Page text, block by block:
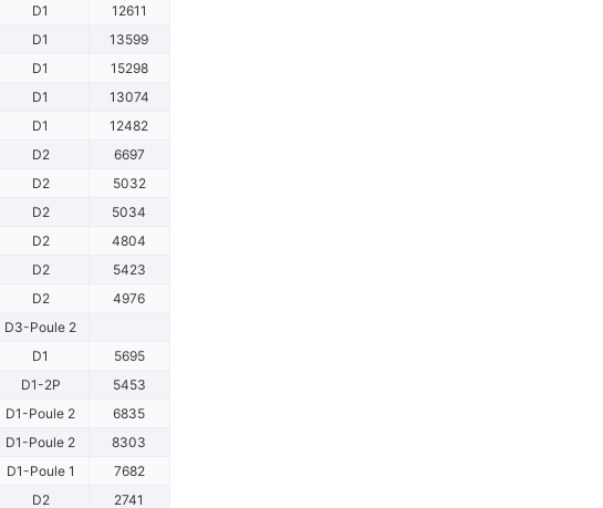
D1
12611
D1
13599
D1
15298
D1
13074
D1
12482
D2
6697
D2
5032
D2
5034
D2
4804
D2
5423
D2
4976
D3-Poule 2
D1
5695
D1-2P
5453
D1-Poule 2
6835
D1-Poule 2
8303
D1-Poule 1
7682
D2
2741